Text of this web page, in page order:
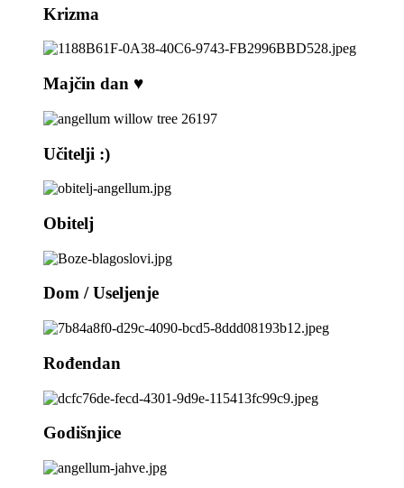
Krizma
Majčin dan ♥️
Učitelji :)
Obitelj
Dom / Useljenje
Rođendan
Godišnjice